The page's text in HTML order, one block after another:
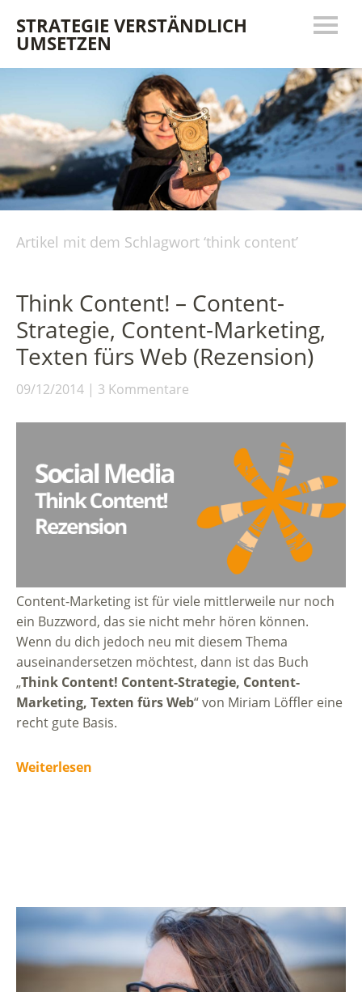
STRATEGIE VERSTÄNDLICH
UMSETZEN
Artikel mit dem Schlagwort ‘think content’
Think Content! – Content-
Strategie, Content-Marketing,
Texten fürs Web (Rezension)
09/12/2014 3 Kommentare
Content-Marketing ist für viele mittlerweile nur noch
ein Buzzword, das sie nicht mehr hören können.
Wenn du dich jedoch neu mit diesem Thema
auseinandersetzen möchtest, dann ist das Buch
„Think Content! Content-Strategie, Content-
Marketing, Texten fürs Web“ von Miriam Löffler eine
recht gute Basis.
Weiterlesen